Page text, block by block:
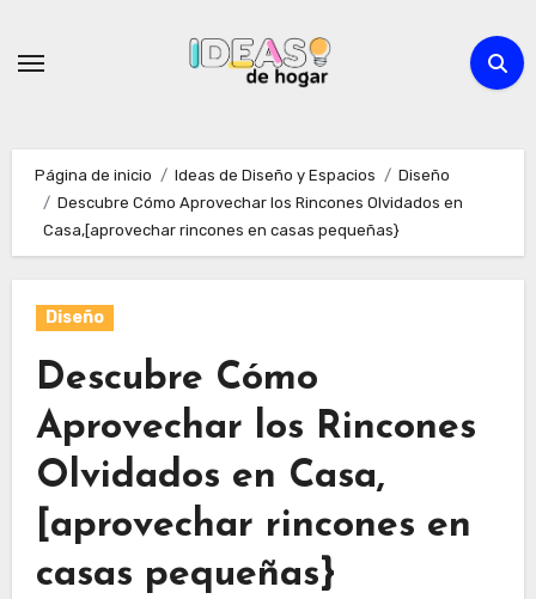
Página de inicio Ideas de Diseño y Espacios
Diseño
Descubre Cómo Aprovechar los Rincones Olvidados en
Casa,[aprovechar rincones en casas pequeñas}
Diseño
Descubre Cómo
Aprovechar los Rincones
Olvidados en Casa,
[aprovechar rincones en
casas pequeñas}